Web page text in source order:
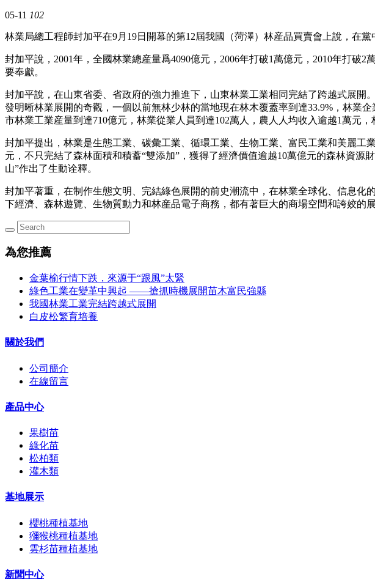
05-11 102
林業局總工程師封加平在9月19日開幕的第12屆我國（菏澤）林産品買賣會上說，在
封加平說，2001年，全國林業總産量爲4090億元，2006年打破1萬億元，2010年打破
要奉獻。
封加平說，在山東省委、省政府的強力推進下，山東林業工業相同完結了跨越式展開
發明晰林業展開的奇觀，一個以前無林少林的當地現在林木覆蓋率到達33.9%，林業
市林業工業産量到達710億元，林業從業人員到達102萬人，農人人均收入逾越1萬元
封加平提出，林業是生態工業、碳彙工業、循環工業、生物工業、富民工業和美麗
元，不只完結了森林面積和積蓄“雙添加”，獲得了經濟價值逾越10萬億元的森林資源
山”作出了生動诠釋。
封加平著重，在制作生態文明、完結綠色展開的前史潮流中，在林業全球化、信息
下經濟、森林遊覽、生物質動力和林産品電子商務，都有著巨大的商場空間和誇姣的展
為您推薦
金葉榆行情下跌，來源于“跟風”太緊
綠色工業在變革中興起 ——搶抓時機展開苗木富民強縣
我國林業工業完結跨越式展開
白皮松繁育培養
關於我們
公司簡介
在線留言
產品中心
果樹苗
綠化苗
松柏類
灌木類
基地展示
櫻桃種植基地
獼猴桃種植基地
雲杉苗種植基地
新聞中心